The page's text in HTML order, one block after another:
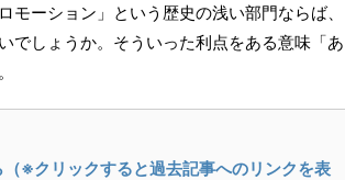
ーション」という歴史の浅い部門ならば、
でしょうか。そういった利点をある意味「あ
※クリックすると過去記事へのリンクを表